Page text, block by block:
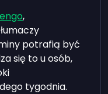
,
potrafią być
się to u osób,
tygodnia.